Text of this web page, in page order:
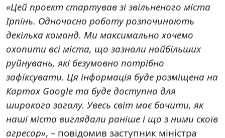
«Цей проект стартував зі звільненого міста
Ірпінь. Одночасно роботу розпочинають
декілька команд. Ми максимально хочемо
охопити всі міста, що зазнали найбільших
руйнувань, які безумовно потрібно
зафіксувати. Ця інформація буде розміщена на
Картах Google та буде доступна для
широкого загалу. Увесь світ має бачити, як
наші міста виглядали раніше і що з ними скоїв
агресор», – повідомив заступник міністра